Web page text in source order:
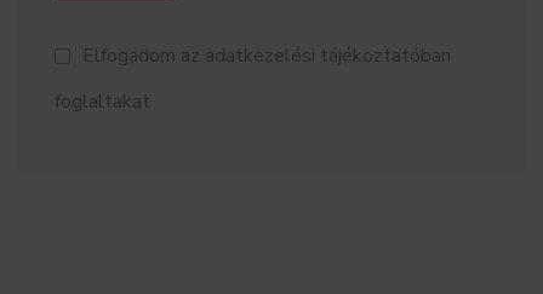
Elfogadom az adatkezelési tájékoztatóban
foglaltakat